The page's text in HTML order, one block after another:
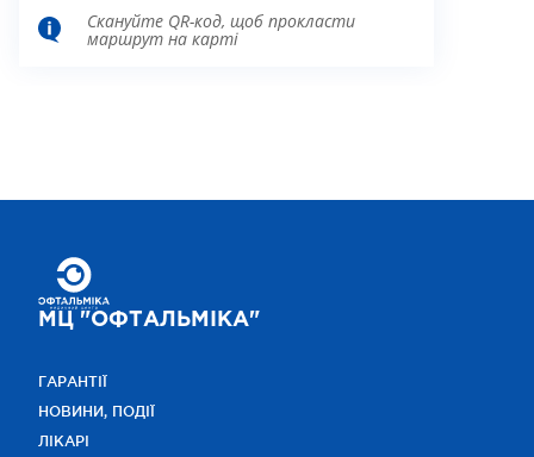
Скануйте QR-код, щоб прокласти
маршрут на карті
МЦ "ОФТАЛЬМІКА"
ГАРАНТІЇ
НОВИНИ, ПОДІЇ
ЛІКАРІ